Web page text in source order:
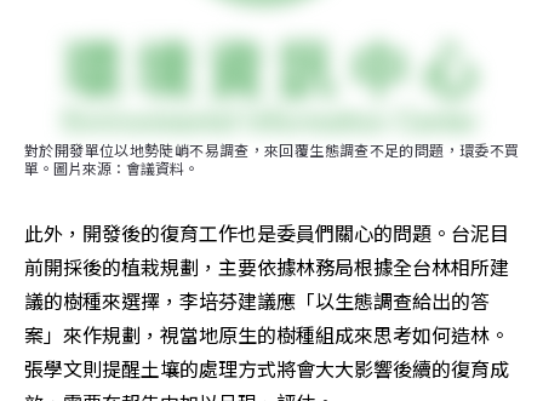
對於開發單位以地勢陡峭不易調查，來回覆生態調查不足的問題，環委不買
單。圖片來源：會議資料。
此外，開發後的復育工作也是委員們關心的問題。台泥目
前開採後的植栽規劃，主要依據林務局根據全台林相所建
議的樹種來選擇，李培芬建議應「以生態調查給出的答
案」來作規劃，視當地原生的樹種組成來思考如何造林。
張學文則提醒土壤的處理方式將會大大影響後續的復育成